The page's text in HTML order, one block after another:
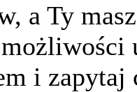
a Ty
i zapytaj